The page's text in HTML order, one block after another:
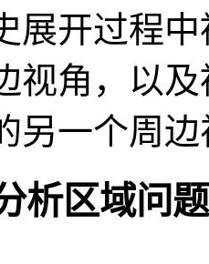
展开过程
视角，以
另一个周
析区域问题